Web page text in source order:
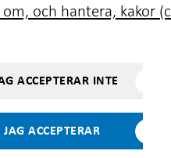
om, och hantera, kakor
ACCEPTERAR INTE
JAG ACCEPTERAR